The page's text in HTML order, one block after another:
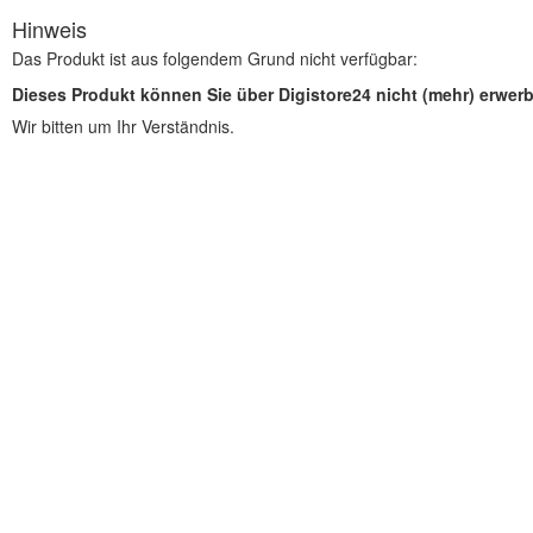
Hinweis
Das Produkt ist aus folgendem Grund nicht verfügbar:
Dieses Produkt können Sie über Digistore24 nicht (mehr)
Wir bitten um Ihr Verständnis.